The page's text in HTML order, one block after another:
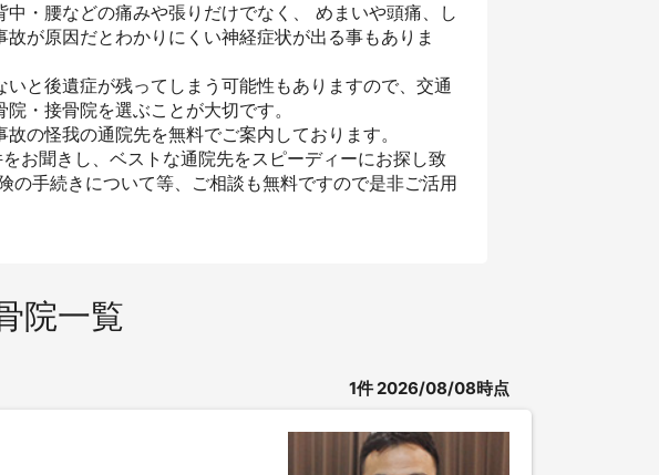
・腰などの痛みや張りだけでなく、 めまいや頭痛、し
が原因だとわかりにくい神経症状が出る事もありま
と後遺症が残ってしまう可能性もありますので、交通
・接骨院を選ぶことが大切です。
の怪我の通院先を無料でご案内しております。
お聞きし、ベストな通院先をスピーディーにお探し致
の手続きについて等、ご相談も無料ですので是非ご活用
院一覧
1件2026/08/08時点